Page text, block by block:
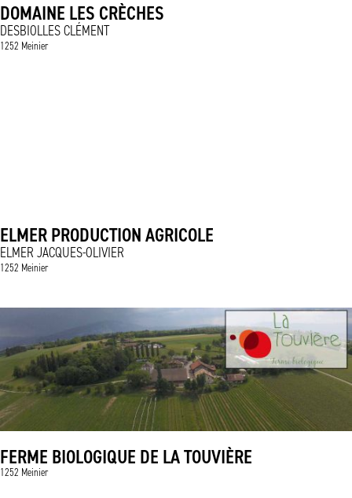
DOMAINE LES CRÈCHES
DESBIOLLES CLÉMENT
1252 Meinier
ELMER PRODUCTION AGRICOLE
ELMER JACQUES-OLIVIER
1252 Meinier
FERME BIOLOGIQUE DE LA TOUVIÈRE
1252 Meinier